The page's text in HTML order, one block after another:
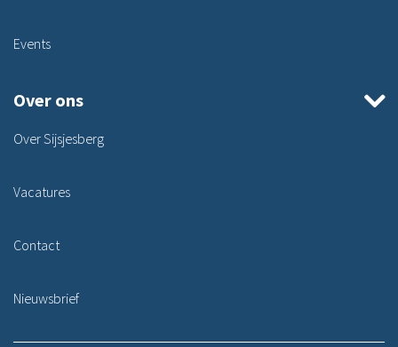
Events
Over ons
Over Sijsjesberg
Vacatures
Contact
Nieuwsbrief